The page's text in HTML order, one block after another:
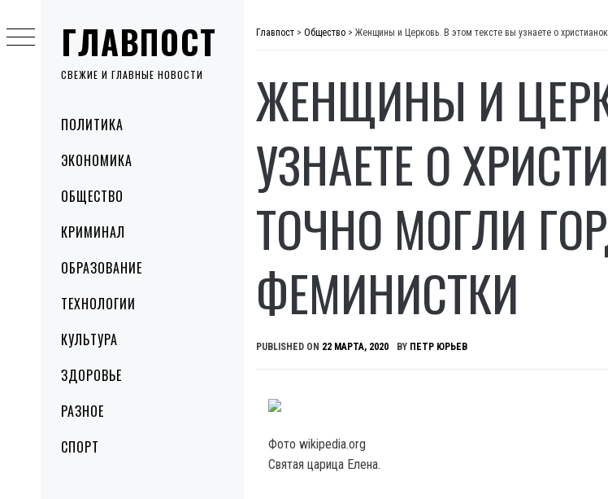
ГЛАВПОСТ
СВЕЖИЕ И ГЛАВНЫЕ НОВОСТИ
MenuПОЛИТИКА
ЭКОНОМИКА
ОБЩЕСТВО
КРИМИНАЛ
ОБРАЗОВАНИЕ
ТЕХНОЛОГИИ
КУЛЬТУРА
ЗДОРОВЬЕ
РАЗНОЕ
СПОРТ
to
content
Главпост > Общество > Женщины и Церковь. В этом тексте вы узнаете о
ЖЕНЩИНЫ И
УЗНАЕТЕ О
ТОЧНО МОГЛИ
ФЕМИНИСТКИ
PUBLISHED ON 22 МАРТА, 2020 BY ПЕТР ЮРЬЕВ
Фото wikipedia.org
Святая царица Елена.